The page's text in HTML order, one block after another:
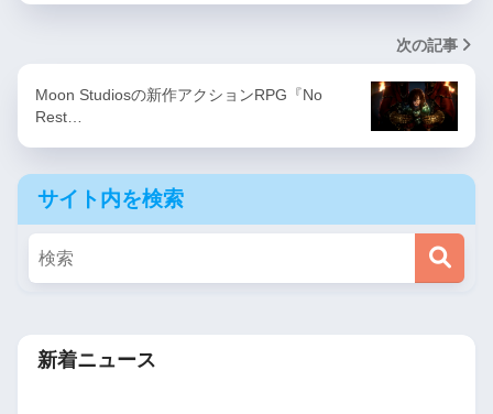
次の記事
Moon Studiosの新作アクションRPG『No
Rest…
サイト内を検索
新着ニュース